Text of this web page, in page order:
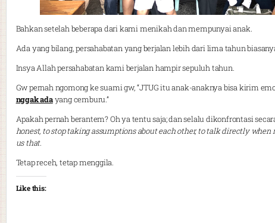
Bahkan setelah beberapa dari kami menikah dan mempunyai anak.
Ada yang bilang, persahabatan yang berjalan lebih dari lima tahun
Insya Allah persahabatan kami berjalan hampir sepuluh tahun.
Gw pernah ngomong ke suami gw, “JTUG itu anak-anaknya bisa kirim
nggak adayang cemburu.”
Apakah pernah berantem? Oh ya tentu saja; dan selalu dikonfrontasi
honest, to stop taking assumptions about each other, to talk directly when
us that.
Tetap receh, tetap menggila.
Like this: